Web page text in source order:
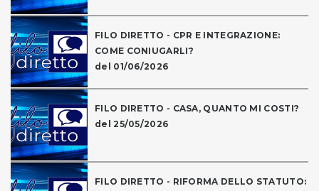
FILO DIRETTO - CPR E INTEGRAZIONE:
COME CONIUGARLI?
del 01/06/2026
FILO DIRETTO - CASA, QUANTO MI COSTI?
del 25/05/2026
FILO DIRETTO - RIFORMA DELLO STATUTO: